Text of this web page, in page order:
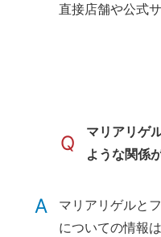
直接店舗や公式
Q
マリアリゲ
ような関係
A
マリアリゲルと
についての情報